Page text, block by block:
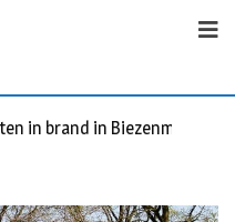
in brand in Biezenmortel,